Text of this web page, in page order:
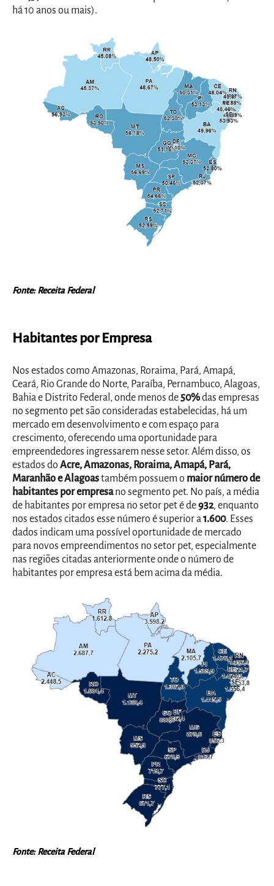
há 10 anos ou mais).
Fonte: Receita Federal
Habitantes por Empresa
Nos estados como Amazonas, Roraima, Pará, Amapá,
Ceará, Rio Grande do Norte, Paraíba, Pernambuco, Alagoas,
Bahia e Distrito Federal, onde menos de50%das empresas
no segmento pet são consideradas estabelecidas, há um
mercado em desenvolvimento e com espaço para
crescimento, oferecendo uma oportunidade para
empreendedores ingressarem nesse setor. Além disso, os
estados doAcre, Amazonas, Roraima, Amapá, Pará,
Maranhão e Alagoastambém possuem o maior número de
habitantes por empresano segmento pet. No país, a média
de habitantes por empresa no setor pet é de932, enquanto
nos estados citados esse número é superior a1.600. Esses
dados indicam uma possível oportunidade de mercado
para novos empreendimentos no setor pet, especialmente
nas regiões citadas anteriormente onde o número de
habitantes por empresa está bem acima da média.
Fonte: Receita Federal